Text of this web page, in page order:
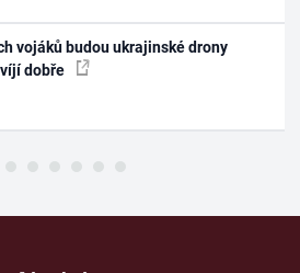
vojáků budou ukrajinské drony
dobře